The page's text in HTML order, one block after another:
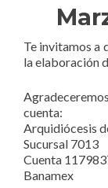
Te invitamos a
la elaboración
cuenta:
Arquidiócesis
Sucursal 7013
Cuenta
Banamex